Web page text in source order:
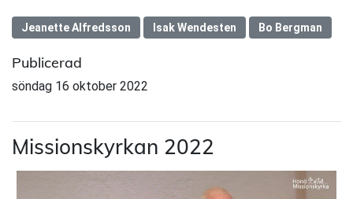
Jeanette Alfredsson Isak Wendesten Bo Bergman
Publicerad
söndag 16 oktober 2022
Missionskyrkan 2022